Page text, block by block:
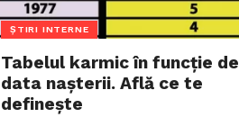
ȘTIRI INTERNE
Tabelul karmic în funcție de
data nașterii. Află ce te
definește